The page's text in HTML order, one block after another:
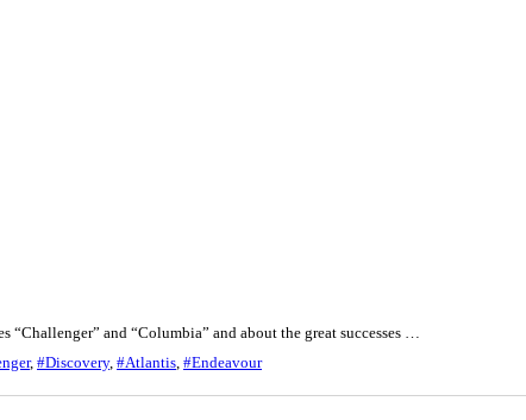
“Challenger” and “Columbia” and about the great successes …
, #Discovery, #Atlantis, #Endeavour